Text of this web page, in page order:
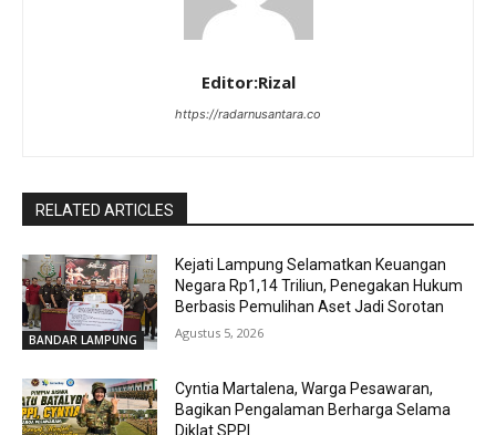
Editor:Rizal
https://radarnusantara.co
RELATED ARTICLES
BANDAR LAMPUNG
Kejati Lampung Selamatkan Keuangan
Negara Rp1,14 Triliun, Penegakan Hukum
Berbasis Pemulihan Aset Jadi Sorotan
Agustus 5, 2026
Cyntia Martalena, Warga Pesawaran,
Bagikan Pengalaman Berharga Selama
Diklat SPPI